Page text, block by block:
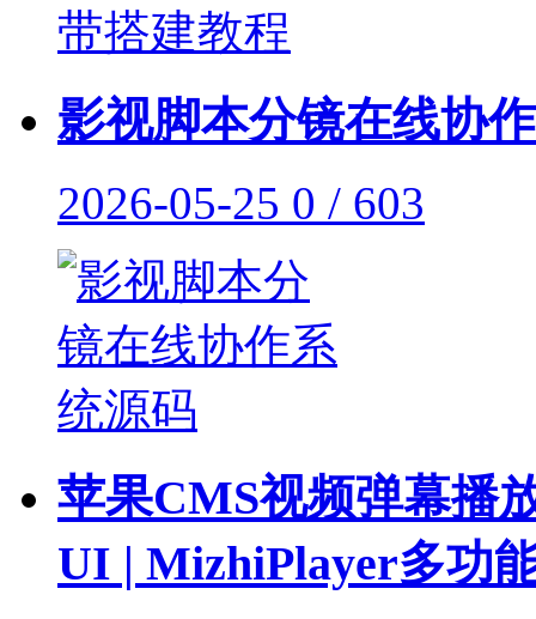
影视脚本分镜在线协
2026-05-25 0 / 603
苹果CMS视频弹幕播
UI | MizhiPlayer多功